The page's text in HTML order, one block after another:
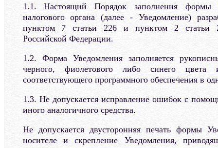
1.1. Настоящий Порядок заполнения формы
налогового органа (далее - Уведомление)
пунктом 7 статьи 226 и пунктом 2 статьи
Российской Федерации.
1.2. Форма Уведомления заполняется
черного, фиолетового либо синего цвета
соответствующего программного обеспечения в
1.3. Не допускается исправление ошибок с
иного аналогичного средства.
Не допускается двусторонняя печать формы
носителе и скрепление Уведомления,